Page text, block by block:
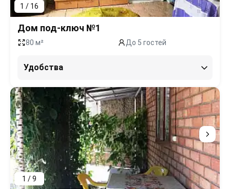
1 / 16
Дом под-ключ №1
80 м² До 5 гостей
Удобства
1 / 9